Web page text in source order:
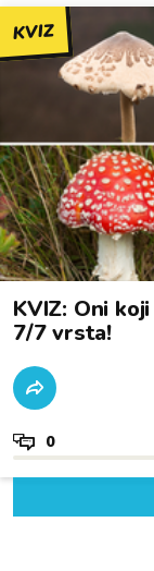
KVIZ
KVIZ: Oni
7/7 vrsta!
0